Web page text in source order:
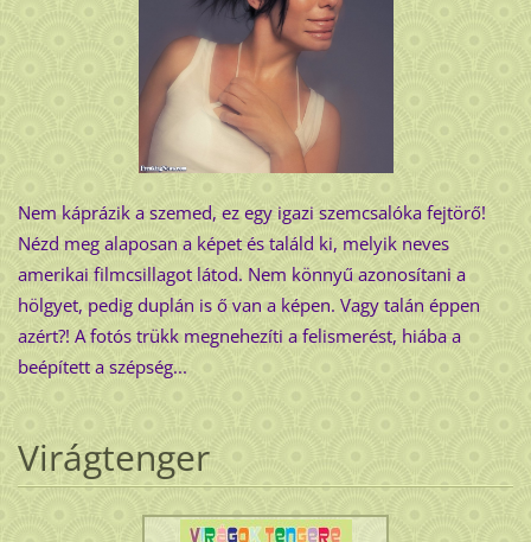
Nem káprázik a szemed, ez egy igazi szemcsalóka fejtörő!
Nézd meg alaposan a képet és találd ki, melyik neves
amerikai filmcsillagot látod. Nem könnyű azonosítani a
hölgyet, pedig duplán is ő van a képen. Vagy talán éppen
azért?! A fotós trükk megnehezíti a felismerést, hiába a
beépített a szépség...
Virágtenger